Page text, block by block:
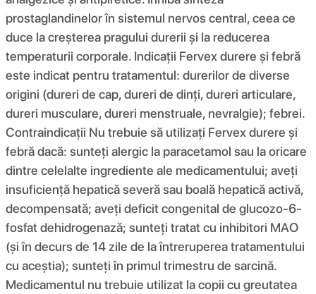
prostaglandinelor în sistemul nervos central, ceea ce
duce la creșterea pragului durerii și la reducerea
temperaturii corporale. Indicații Fervex durere și febră
este indicat pentru tratamentul: durerilor de diverse
origini (dureri de cap, dureri de dinți, dureri articulare,
dureri musculare, dureri menstruale, nevralgie); febrei.
Contraindicații Nu trebuie să utilizați Fervex durere și
febră dacă: sunteți alergic la paracetamol sau la oricare
dintre celelalte ingrediente ale medicamentului; aveți
insuficiență hepatică severă sau boală hepatică activă,
decompensată; aveți deficit congenital de glucozo-6-
fosfat dehidrogenază; sunteți tratat cu inhibitori MAO
(și în decurs de 14 zile de la întreruperea tratamentului
cu aceștia); sunteți în primul trimestru de sarcină.
Medicamentul nu trebuie utilizat la copii cu greutatea